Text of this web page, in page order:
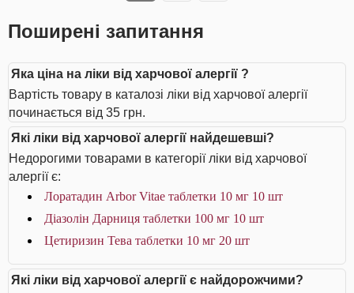
Поширені запитання
Яка ціна на ліки від харчової алергії ?
Вартість товару в каталозі ліки від харчової алергії
починається від 35 грн.
Які ліки від харчової алергії найдешевші?
Недорогими товарами в категорії ліки від харчової
алергії є:
Лоратадин Arbor Vitae таблетки 10 мг 10 шт
Діазолін Дарниця таблетки 100 мг 10 шт
Цетиризин Тева таблетки 10 мг 20 шт
Які ліки від харчової алергії є найдорожчими?